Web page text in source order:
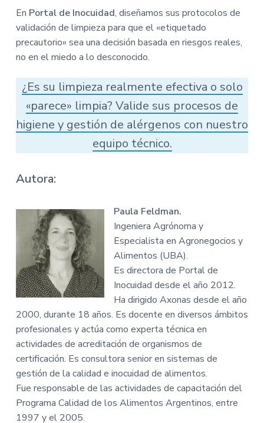
En Portal de Inocuidad, diseñamos sus protocolos de
validación de limpieza para que el «etiquetado
precautorio» sea una decisión basada en riesgos reales,
no en el miedo a lo desconocido.
¿Es su limpieza realmente efectiva o solo
«parece» limpia? Valide sus procesos de
higiene y gestión de alérgenos con nuestro
equipo técnico.
Autora:
Paula Feldman.
Ingeniera Agrónoma y
Especialista en Agronegocios y
Alimentos (UBA).
Es directora de Portal de
Inocuidad desde el año 2012.
Ha dirigido Axonas desde el año
2000, durante 18 años. Es docente en diversos ámbitos
profesionales y actúa como experta técnica en
actividades de acreditación de organismos de
certificación. Es consultora senior en sistemas de
gestión de la calidad e inocuidad de alimentos.
Fue responsable de las actividades de capacitación del
Programa Calidad de los Alimentos Argentinos, entre
1997 y el 2005.